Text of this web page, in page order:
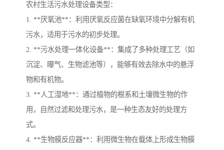
农村生活污水处理设备类型：
1. **厌氧池**：利用厌氧反应菌在缺氧环境中分解有机
污水，适用于污水的初步处理。
2. **污水处理一体化设备**：集成了多种处理工艺（如
沉淀、曝气、生物滤池等），能够有效去除水中的悬浮
物和有机物。
3. **人工湿地**：通过植物的根系和土壤微生物的作
用，自然过滤和处理污水，是一种生态友好的处理方
式。
4. **生物膜反应器**：利用微生物在载体上形成生物膜